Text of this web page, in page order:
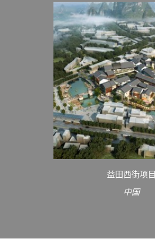
益田西街项目
中国